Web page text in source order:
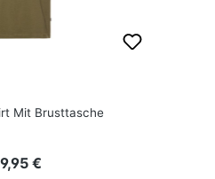
Mit Brusttasche
Preis:
€